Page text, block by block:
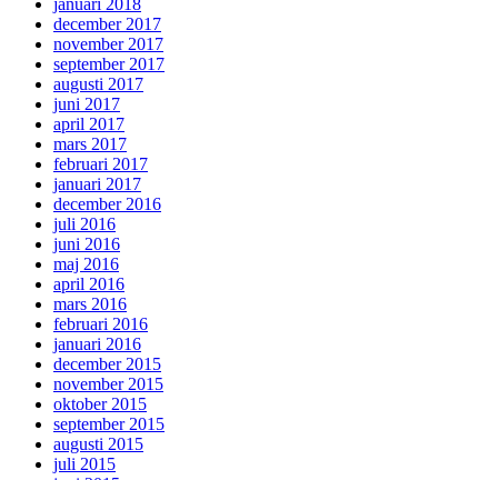
december 2017
november 2017
september 2017
augusti 2017
juni 2017
april 2017
mars 2017
februari 2017
januari 2017
december 2016
juli 2016
juni 2016
maj 2016
april 2016
mars 2016
februari 2016
januari 2016
december 2015
november 2015
oktober 2015
september 2015
augusti 2015
juli 2015